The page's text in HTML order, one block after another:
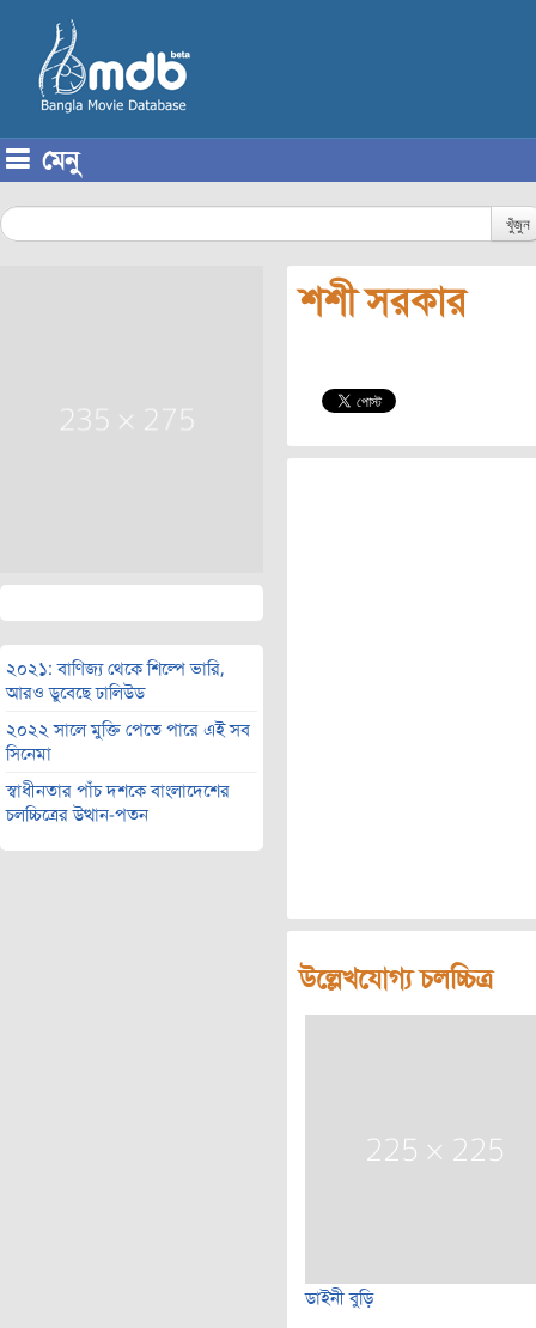
মেনু
খুঁজুন
২০২১: বাণিজ্য থেকে শিল্পে ভারি,
আরও ডুবেছে ঢালিউড
২০২২ সালে মুক্তি পেতে পারে এই সব
সিনেমা
স্বাধীনতার পাঁচ দশকে বাংলাদেশের
চলচ্চিত্রের উত্থান-পতন
শশী সরকার
উল্লেখযোগ্য চলচ্চিত্র
ডাইনী বুড়ি